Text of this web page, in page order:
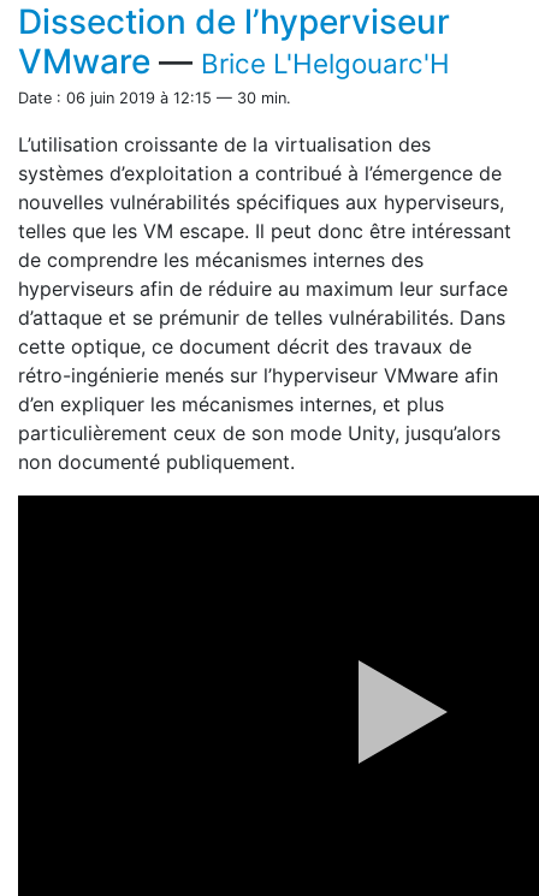
Dissection de l’hyperviseur
VMware — Brice L'Helgouarc'H
Date : 06 juin 2019 à 12:15 — 30 min.
L’utilisation croissante de la virtualisation des
systèmes d’exploitation a contribué à l’émergence de
nouvelles vulnérabilités spécifiques aux hyperviseurs,
telles que les VM escape. Il peut donc être intéressant
de comprendre les mécanismes internes des
hyperviseurs afin de réduire au maximum leur surface
d’attaque et se prémunir de telles vulnérabilités. Dans
cette optique, ce document décrit des travaux de
rétro-ingénierie menés sur l’hyperviseur VMware afin
d’en expliquer les mécanismes internes, et plus
particulièrement ceux de son mode Unity, jusqu’alors
non documenté publiquement.